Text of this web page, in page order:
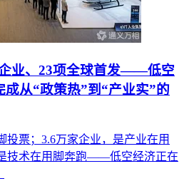
业、23项全球首发——低空
从“政策热”到“产业实”的
投票；3.6万家企业，是产业在用
技术在用脚奔跑——低空经济正在